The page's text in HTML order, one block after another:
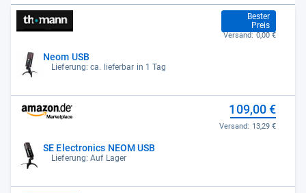
Neom USB
Lieferung: ca. lieferbar in 1 Tag
Bester
Preis
109,00 €
Versand: 0,00 €
SE Electronics NEOM USB
Lieferung: Auf Lager
109,00 €
Versand: 13,29 €